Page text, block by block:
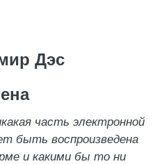
Дэс
часть электронной
быть воспроизведена
и какими бы то ни